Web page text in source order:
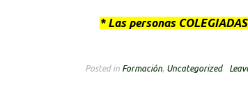
* Las personas
Posted in Formación, Uncategorized